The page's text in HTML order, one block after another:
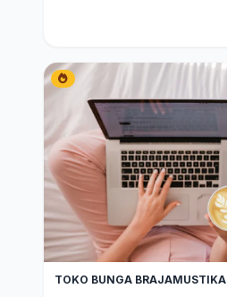
TOKO BUNGA BRAJAMUSTIKA